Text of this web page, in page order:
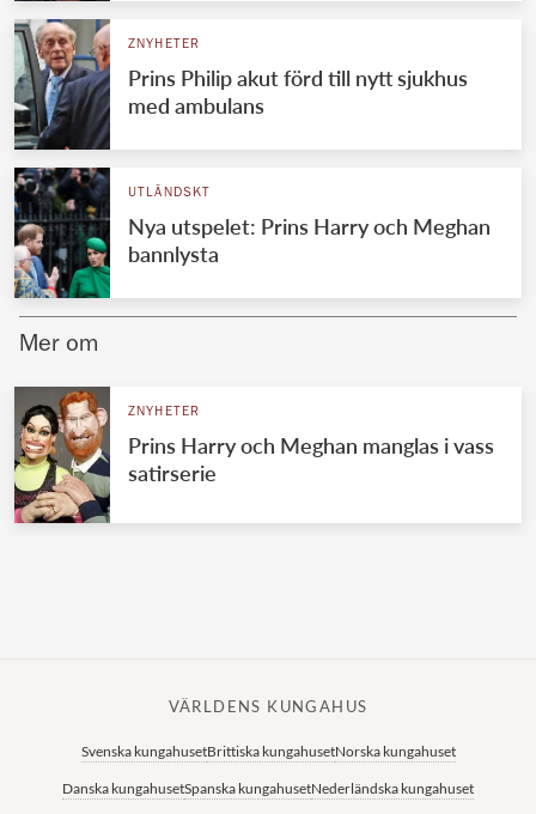
Jordanska kungahuset
Luxemburgska storhertighuset
Japanska kejsarhuset
Thailändska kungahuset
Marockanska kungahuset
ZNYHETER
Prins Philip akut förd till nytt sjukhus
med ambulans
UTLÄNDSKT
Nya utspelet: Prins Harry och Meghan
bannlysta
Mer om
ZNYHETER
Prins Harry och Meghan manglas i vass
satirserie
VÄRLDENS KUNGAHUS
Svenska kungahusetBrittiska kungahusetNorska kungahuset
Danska kungahusetSpanska kungahusetNederländska kungahuset